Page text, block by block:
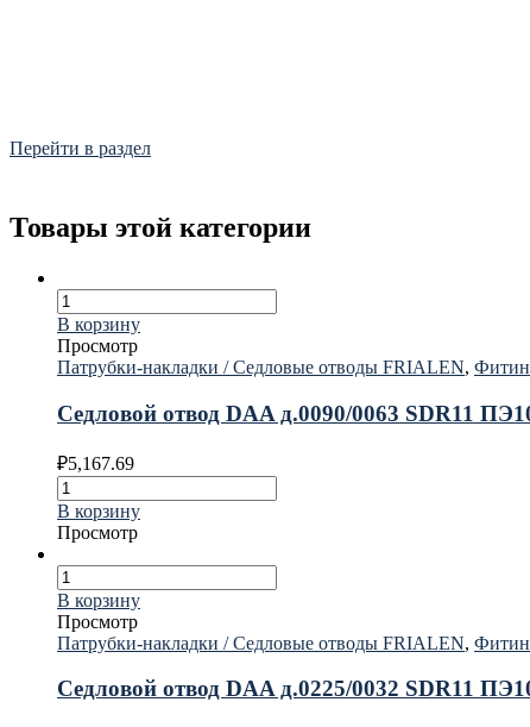
Перейти в раздел
Товары этой категории
В корзину
Просмотр
Патрубки-накладки / Седловые отводы FRIALEN,
Седловой отвод DAA д.0090/0063 SDR11
₽5,167.69
В корзину
Просмотр
В корзину
Просмотр
Патрубки-накладки / Седловые отводы FRIALEN,
Седловой отвод DAA д.0225/0032 SDR11